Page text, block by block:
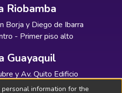
Riobamba
Borja y Diego de Ibarra
- Primer piso alto
Guayaquil
y Av. Quito Edificio
- Planta baja
information for the